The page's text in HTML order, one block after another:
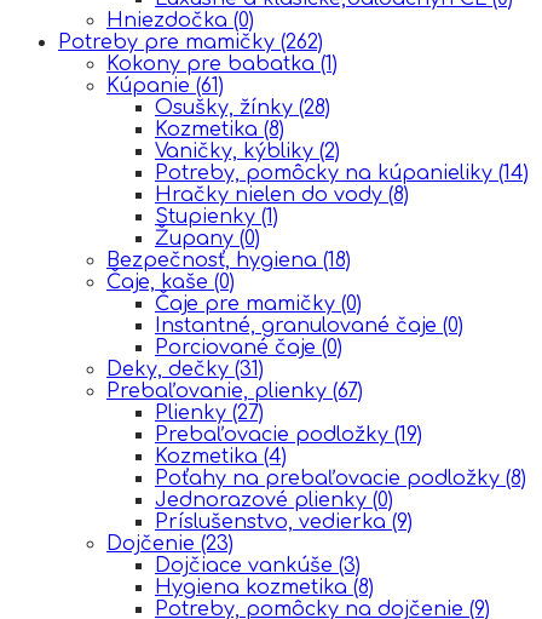
Hniezdočka (0)
Potreby pre mamičky (262)
Kokony pre babatka (1)
Kúpanie (61)
Osušky, žínky (28)
Kozmetika (8)
Vaničky, kýbliky (2)
Potreby, pomôcky na kúpanieliky (14)
Hračky nielen do vody (8)
Stupienky (1)
Župany (0)
Bezpečnosť, hygiena (18)
Čaje, kaše (0)
Čaje pre mamičky (0)
Instantné, granulované čaje (0)
Porciované čaje (0)
Deky, dečky (31)
Prebaľovanie, plienky (67)
Plienky (27)
Prebaľovacie podložky (19)
Kozmetika (4)
Poťahy na prebaľovacie podložky (8)
Jednorazové plienky (0)
Príslušenstvo, vedierka (9)
Dojčenie (23)
Dojčiace vankúše (3)
Hygiena kozmetika (8)
Potreby, pomôcky na dojčenie (9)